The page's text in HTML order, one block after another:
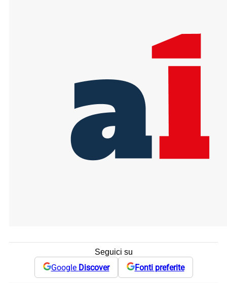
Seguici su
Google Discover Fonti preferite